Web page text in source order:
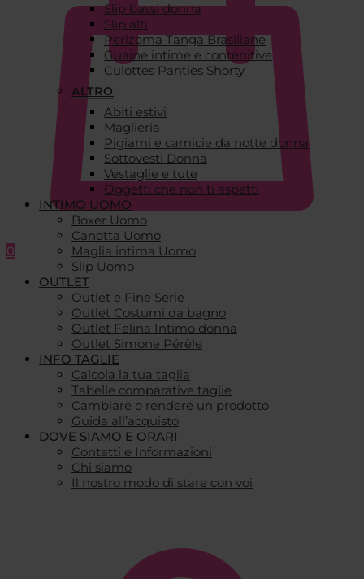
0
Slip bassi donna
Slip alti
Perizoma Tanga Brasiliane
Guaine intime e contenitive
Culottes Panties Shorty
ALTRO
Abiti estivi
Maglieria
Pigiami e camicie da notte donna
Sottovesti Donna
Vestaglie e tute
Oggetti che non ti aspetti
INTIMO UOMO
Boxer Uomo
Canotta Uomo
Maglia intima Uomo
Slip Uomo
OUTLET
Outlet e Fine Serie
Outlet Costumi da bagno
Outlet Felina Intimo donna
Outlet Simone Pérèle
INFO TAGLIE
Calcola la tua taglia
Tabelle comparative taglie
Cambiare o rendere un prodotto
Guida all’acquisto
DOVE SIAMO E ORARI
Contatti e Informazioni
Chi siamo
Il nostro modo di stare con voi